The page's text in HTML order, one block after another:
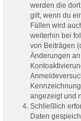
werden die
gilt, wenn du
Fällen wird
weiterhin bei
von Beiträgen
Änderungen
angezeigt und
Schließlich
Daten